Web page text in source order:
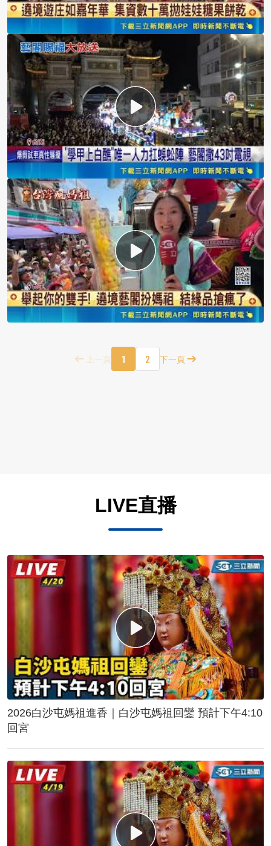
上一頁 1 2 下一頁
LIVE直播
2026白沙屯媽祖進香｜白沙屯媽祖回鑾 預計下午4:10
回宮